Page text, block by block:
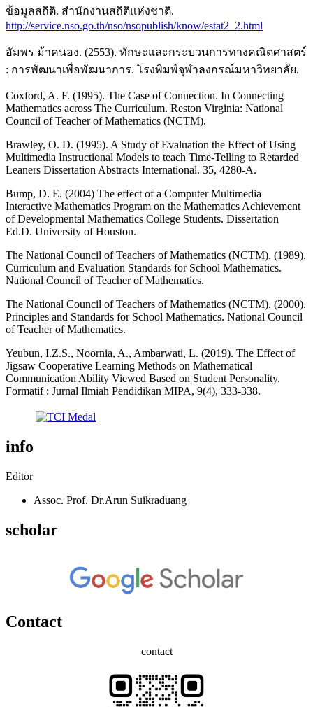
ข้อมูลสถิติ. สำนักงานสถิติแห่งชาติ.
http://service.nso.go.th/nso/nsopublish/know/estat2_2.html
อัมพร ม้าคนอง. (2553). ทักษะและกระบวนการทางคณิตศาสตร์
: การพัฒนาเพื่อพัฒนาการ. โรงพิมพ์จุฬาลงกรณ์มหาวิทยาลัย.
Coxford, A. F. (1995). The Case of Connection. In Connecting
Mathematics across The Curriculum. Reston Virginia: National
Council of Teacher of Mathematics (NCTM).
Brawley, O. D. (1995). A Study of Evaluation the Effect of Using
Multimedia Instructional Models to teach Time-Telling to Retarded
Leaners Dissertation Abstracts International. 35, 4280-A.
Bump, D. E. (2004) The effect of a Computer Multimedia
Interactive Mathematics Program on the Mathematics Achievement
of Developmental Mathematics College Students. Dissertation
Ed.D. University of Houston.
The National Council of Teachers of Mathematics (NCTM). (1989).
Curriculum and Evaluation Standards for School Mathematics.
National Council of Teacher of Mathematics.
The National Council of Teachers of Mathematics (NCTM). (2000).
Principles and Standards for School Mathematics. National Council
of Teacher of Mathematics.
Yeubun, I.Z.S., Noornia, A., Ambarwati, L. (2019). The Effect of
Jigsaw Cooperative Learning Methods on Mathematical
Communication Ability Viewed Based on Student Personality.
Formatif : Jurnal Ilmiah Pendidikan MIPA, 9(4), 333-338.
info
Editor
Assoc. Prof. Dr.Arun Suikraduang
scholar
Contact
contact